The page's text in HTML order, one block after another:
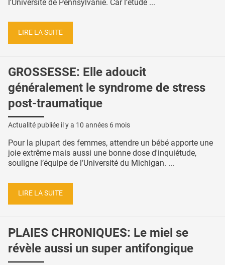
l’Université de Pennsylvanie. Car l’étude ...
LIRE LA SUITE
GROSSESSE: Elle adoucit
généralement le syndrome de stress
post-traumatique
Actualité publiée il y a 10 années 6 mois
Pour la plupart des femmes, attendre un bébé apporte une
joie extrême mais aussi une bonne dose d'inquiétude,
souligne l’équipe de l’Université du Michigan. ...
LIRE LA SUITE
PLAIES CHRONIQUES: Le miel se
révèle aussi un super antifongique